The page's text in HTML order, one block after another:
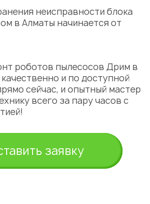
неисправности блока
в Алматы начинается от
роботов пылесосов Дрим в
и по доступной
сейчас, и опытный мастер
всего за пару часов с
заявку